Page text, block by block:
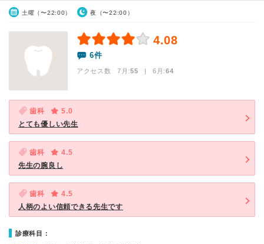
土曜（〜22:00） 夜（〜22:00）
4.08
6件
アクセス数 7月:55 | 6月:64
歯科
5.0
とても優しい先生
歯科
4.5
先生の腕良し
歯科
4.5
人柄のよい信頼できる先生です
診療科目：